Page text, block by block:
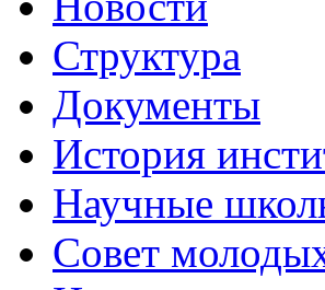
Структура
Документы
История
Научные
Совет